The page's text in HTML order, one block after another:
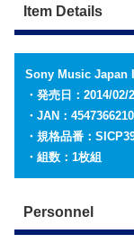
Item Details
Sony Music Japan
・発売日：2014/02/
・JAN：
・規格品番：
・組数：1枚組
Personnel